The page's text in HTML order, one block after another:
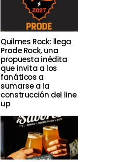
Quilmes Rock: llega
Prode Rock, una
propuesta inédita
que invita a los
fanáticos a
sumarse a la
construcción del line
up